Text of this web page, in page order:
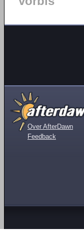
Over AfterDawn
Feedback